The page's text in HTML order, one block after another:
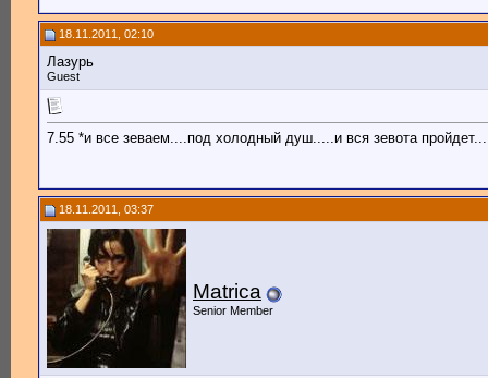
18.11.2011, 02:10
Лазурь
Guest
7.55 *и все зеваем....под холодный душ.....и вся зевота пройдет...
18.11.2011, 03:37
Matrica
Senior Member